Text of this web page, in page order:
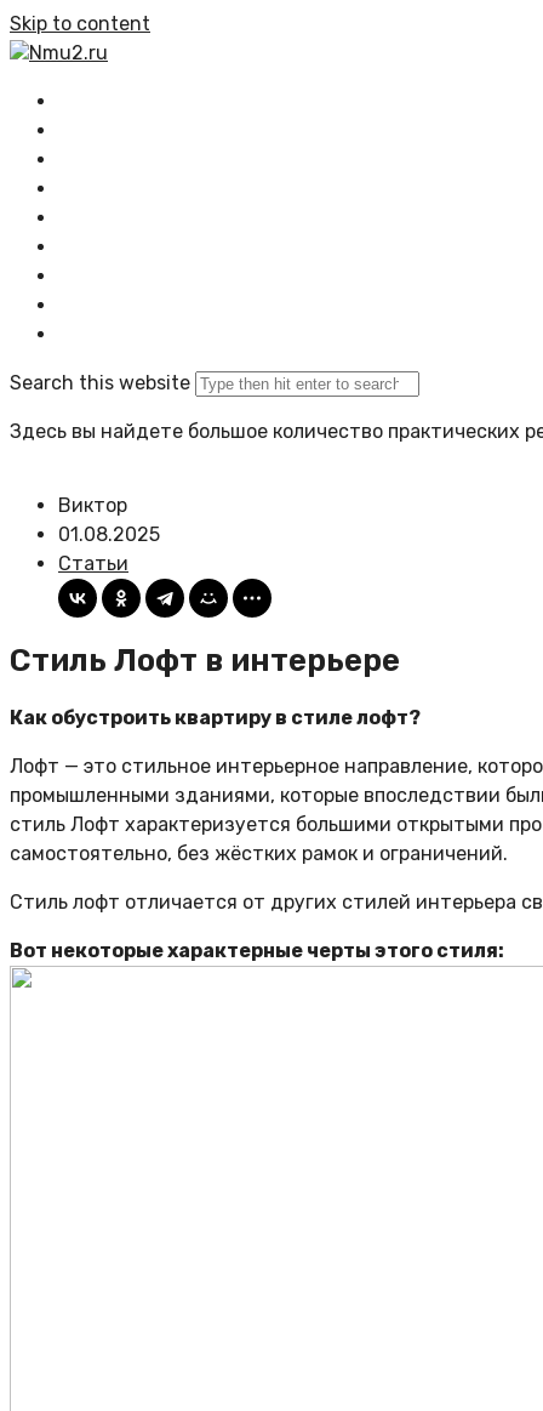
Skip to content
Nmu2.ru
Search this website
Здесь вы найдете большое количество практических
Виктор
01.08.2025
Статьи
Стиль Лофт в интерьере
Как обустроить квартиру в стиле лофт?
Лофт — это стильное интерьерное направление,
промышленными зданиями, которые впоследствии
стиль Лофт характеризуется большими открытыми
самостоятельно, без жёстких рамок и ограничений.
Стиль лофт отличается от других стилей интерьера
Вот некоторые характерные черты этого стиля: